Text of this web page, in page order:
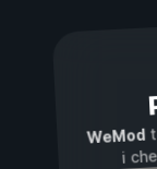
WeMod
i